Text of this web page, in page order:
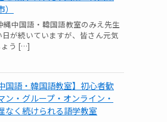
縄中国語・韓国語教室のみえ先生
日が続いていますが、皆さん元気
ょう […]
国語・韓国語教室】初心者歓
ン・グループ・オンライン・
なく続けられる語学教室